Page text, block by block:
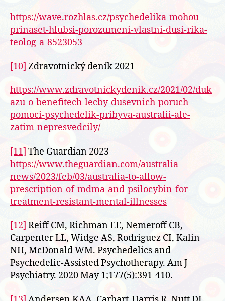
https://wave.rozhlas.cz/psychedelika-mohou-
prinaset-hlubsi-porozumeni-vlastni-dusi-rika-
teolog-a-8523053
[10] Zdravotnický deník 2021
https://www.zdravotnickydenik.cz/2021/02/duk
azu-o-benefitech-lecby-dusevnich-poruch-
pomoci-psychedelik-pribyva-australii-ale-
zatim-nepresvedcily/
[11] The Guardian 2023
https://www.theguardian.com/australia-
news/2023/feb/03/australia-to-allow-
prescription-of-mdma-and-psilocybin-for-
treatment-resistant-mental-illnesses
[12] Reiff CM, Richman EE, Nemeroff CB,
Carpenter LL, Widge AS, Rodriguez CI, Kalin
NH, McDonald WM. Psychedelics and
Psychedelic-Assisted Psychotherapy. Am J
Psychiatry. 2020 May 1;177(5):391-410.